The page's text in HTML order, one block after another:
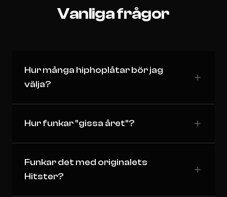
Vanliga frågor
Hur många hiphoplåtar bör jag
välja?
Hur funkar "gissa året"?
Funkar det med originalets
Hitster?